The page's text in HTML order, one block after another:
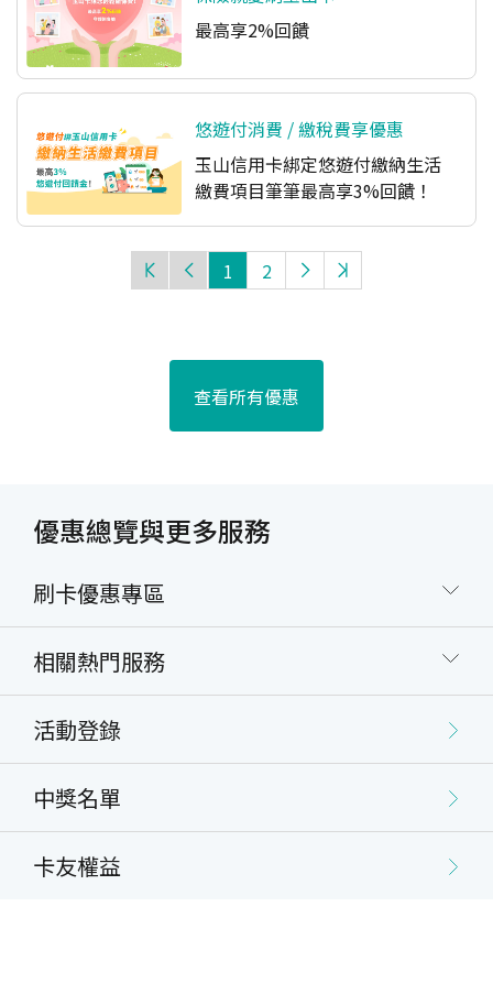
最高享2%回饋
悠遊付消費 / 繳稅費享優惠
玉山信用卡綁定悠遊付繳納生活
繳費項目筆筆最高享3%回饋！
1 2
查看所有優惠
優惠總覽與更多服務
刷卡優惠專區
相關熱門服務
活動登錄
中獎名單
卡友權益